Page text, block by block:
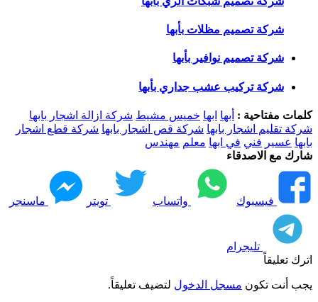
شركة تصميم مظلات بأبها
شركة تصميم نوافير بأبها
شركة تركيب عشب جداري بأبها
كلمات مفتاحية : أبها ابها خميس مشيط شركة ازالة اشجار بابها
شركة تقليم اشجار بابها شركة قص اشجار بابها شركة قطع اشجار
بابها عسير فني في ابها معلم مهندس
شارك مع الاصدقاء
فيسبوك واتساب تويتر ماسنجر
تليجرام
اترك تعليقاً
يجب أنت تكون مسجل الدخول لتضيف تعليقاً.